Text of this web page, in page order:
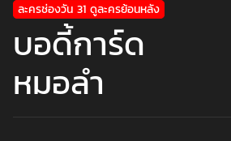
ละครช่องวัน 31 ดูละครย้อนหลัง
บอดี้การ์ด
หมอลำ